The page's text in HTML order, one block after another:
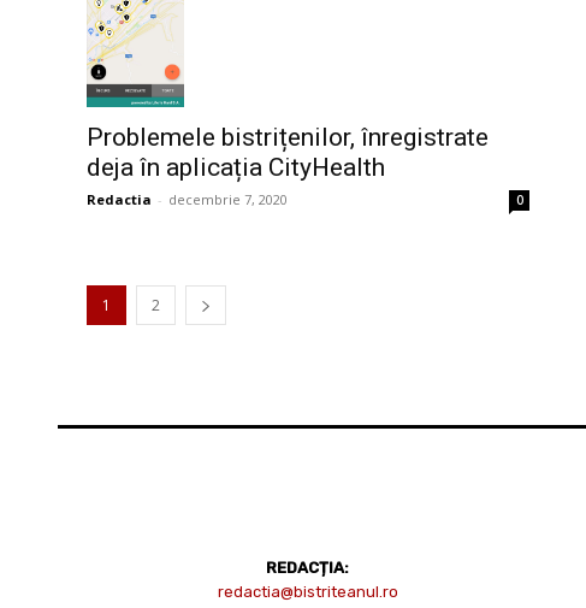
Problemele bistrițenilor, înregistrate
deja în aplicația CityHealth
Redactia - decembrie 7, 2020 0
1 2
REDACȚIA:
redactia@bistriteanul.ro